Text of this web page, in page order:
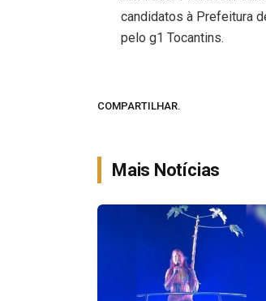
candidatos à Prefeitura
pelo g1 Tocantins.
COMPARTILHAR.
Mais Notícias